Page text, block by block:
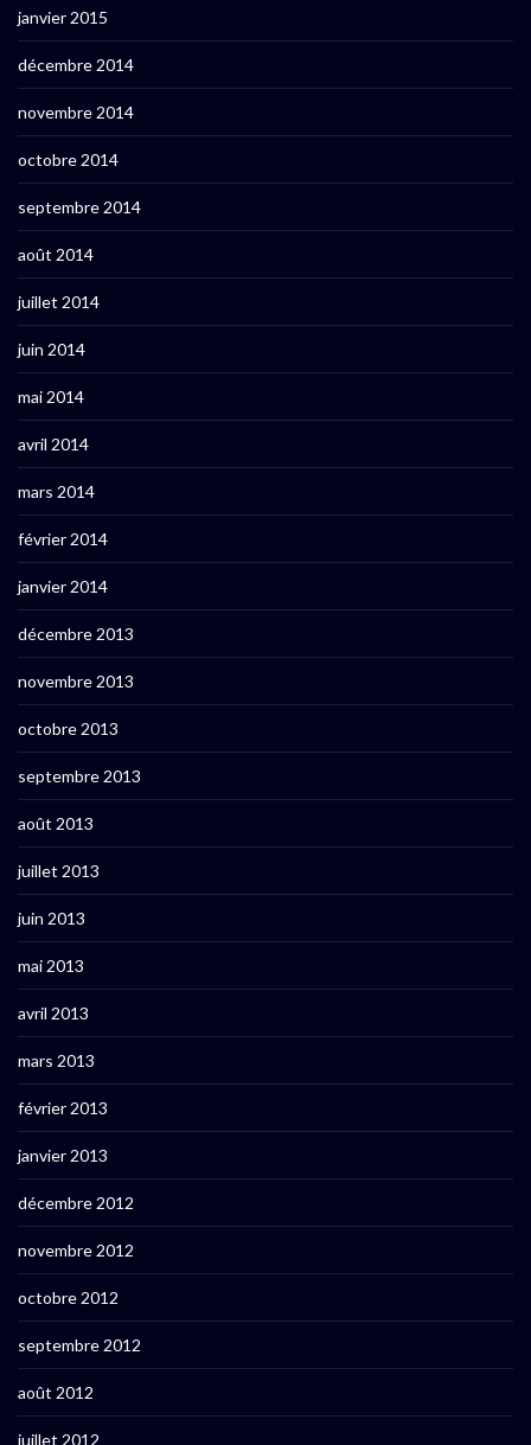
janvier 2015
décembre 2014
novembre 2014
octobre 2014
septembre 2014
août 2014
juillet 2014
juin 2014
mai 2014
avril 2014
mars 2014
février 2014
janvier 2014
décembre 2013
novembre 2013
octobre 2013
septembre 2013
août 2013
juillet 2013
juin 2013
mai 2013
avril 2013
mars 2013
février 2013
janvier 2013
décembre 2012
novembre 2012
octobre 2012
septembre 2012
août 2012
juillet 2012